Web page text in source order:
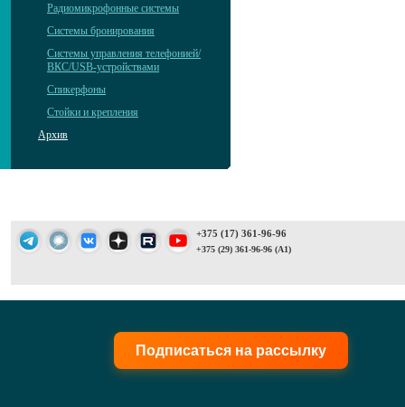
Радиомикрофонные системы
Системы бронирования
Системы управления телефонией/
ВКС/USB-устройствами
Спикерфоны
Стойки и крепления
Архив
+375 (17) 361-96-96
+375 (29) 361-96-96 (A1)
Подписаться на рассылку